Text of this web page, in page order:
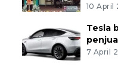
10 April
Tesla
7 April